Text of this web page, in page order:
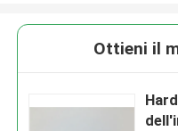
Ottieni il